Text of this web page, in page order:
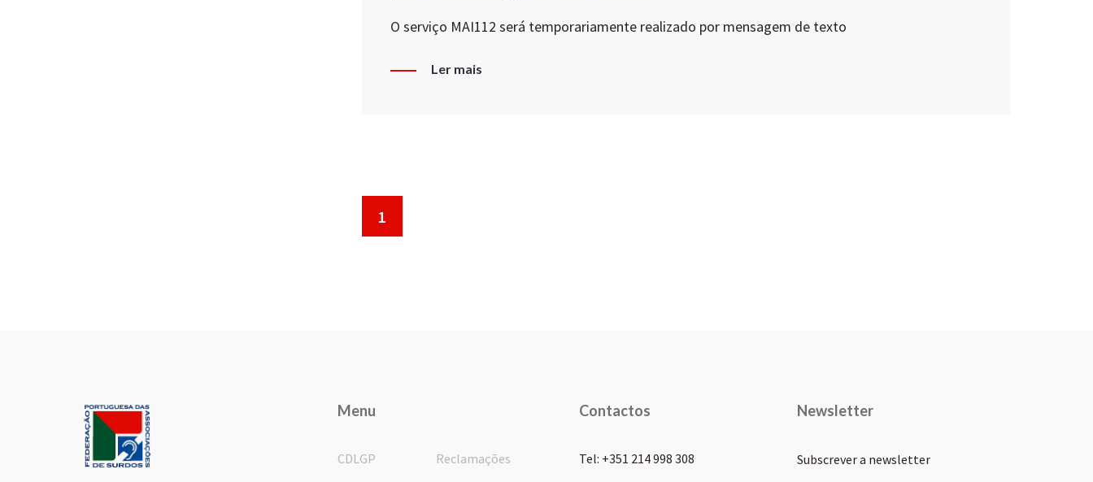
O serviço MAI112 será temporariamente realizado por mensagem de texto
Ler mais
1
Menu
CDLGP
Reclamações
Contactos
Tel: +351 214 998 308
Newsletter
Subscrever a newsletter